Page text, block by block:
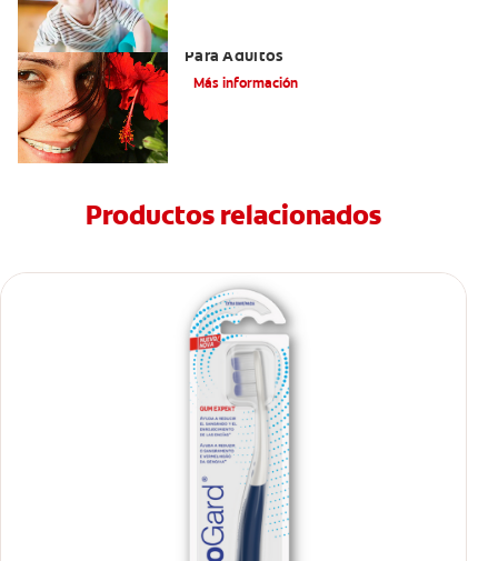
Para Adultos
Más información
Productos relacionados